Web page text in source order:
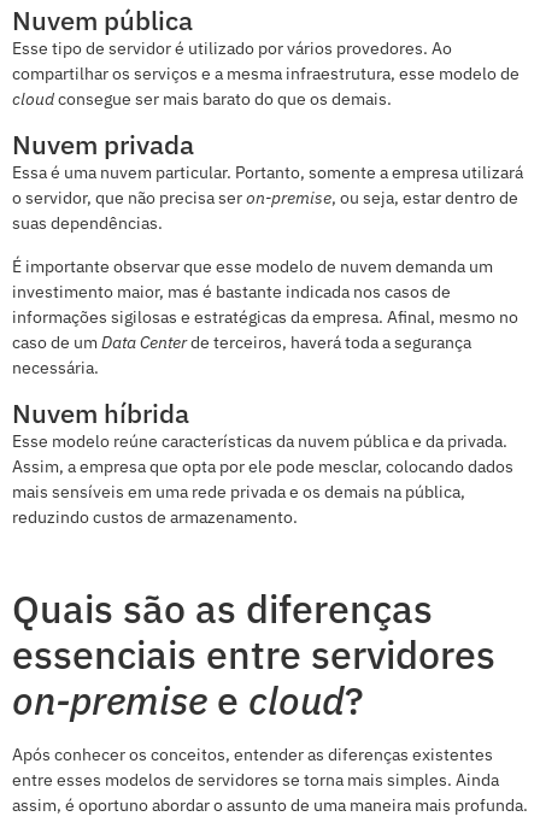
Nuvem pública
Esse tipo de servidor é utilizado por vários provedores. Ao
compartilhar os serviços e a mesma infraestrutura, esse modelo de
cloudconsegue ser mais barato do que os demais.
Nuvem privada
Essa é uma nuvem particular. Portanto, somente a empresa utilizará
o servidor, que não precisa seron-premise, ou seja, estar dentro de
suas dependências.
É importante observar que esse modelo de nuvem demanda um
investimento maior, mas é bastante indicada nos casos de
informações sigilosas e estratégicas da empresa. Afinal, mesmo no
caso de um Data Centerde terceiros, haverá toda a segurança
necessária.
Nuvem híbrida
Esse modelo reúne características da nuvem pública e da privada.
Assim, a empresa que opta por ele pode mesclar, colocando dados
mais sensíveis em uma rede privada e os demais na pública,
reduzindo custos de armazenamento.
Quais são as diferenças
essenciais entre servidores
on-premise e cloud?
Após conhecer os conceitos, entender as diferenças existentes
entre esses modelos de servidores se torna mais simples. Ainda
assim, é oportuno abordar o assunto de uma maneira mais profunda.